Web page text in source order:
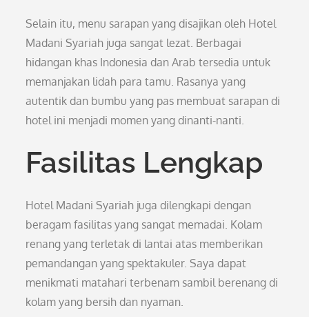
Selain itu, menu sarapan yang disajikan oleh Hotel
Madani Syariah juga sangat lezat. Berbagai
hidangan khas Indonesia dan Arab tersedia untuk
memanjakan lidah para tamu. Rasanya yang
autentik dan bumbu yang pas membuat sarapan di
hotel ini menjadi momen yang dinanti-nanti.
Fasilitas Lengkap
Hotel Madani Syariah juga dilengkapi dengan
beragam fasilitas yang sangat memadai. Kolam
renang yang terletak di lantai atas memberikan
pemandangan yang spektakuler. Saya dapat
menikmati matahari terbenam sambil berenang di
kolam yang bersih dan nyaman.